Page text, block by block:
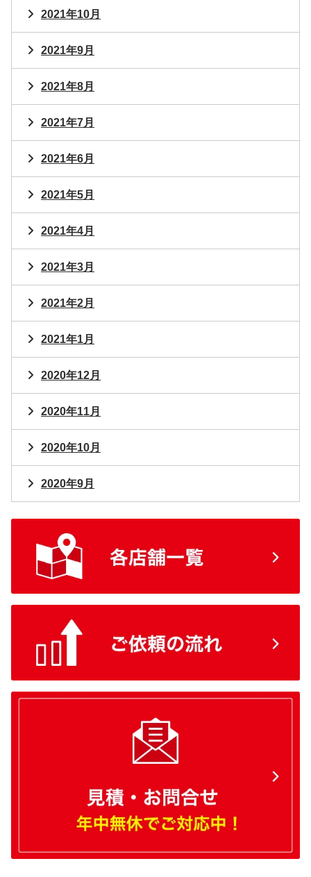
2021年10月
2021年9月
2021年8月
2021年7月
2021年6月
2021年5月
2021年4月
2021年3月
2021年2月
2021年1月
2020年12月
2020年11月
2020年10月
2020年9月